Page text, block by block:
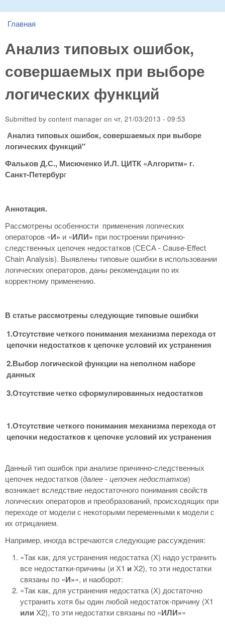
You are here
Главная
Анализ типовых ошибок,
совершаемых при выборе
логических функций
Submitted by content manager on чт, 21/03/2013 - 09:53
Анализ типовых ошибок, совершаемых при выборе
логических функций"
Фальков Д.С., Мисюченко И.Л. ЦИТК «Алгоритм» г.
Санкт-Петербург
Аннотация.
Рассмотрены особенности применения логических
операторов «И» и «ИЛИ» при построении причинно-
следственных цепочек недостатков (СЕСА - Cause-Effect
Chain Analysis). Выявлены типовые ошибки в использовании
логических операторов, даны рекомендации по их
корректному применению.
В статье рассмотрены следующие типовые ошибки
1.Отсутствие четкого понимания механизма перехода от
цепочки недостатков к цепочке условий их устранения
2.Выбор логической функции на неполном наборе
данных
3.Отсутствие четко сформулированных недостатков
1.Отсутствие четкого понимания механизма перехода от
цепочки недостатков к цепочке условий их устранения
Данный тип ошибок при анализе причинно-следственных
цепочек недостатков (далее -цепочек недостатков)
возникает вследствие недостаточного понимания свойств
логических операторов и преобразований, происходящих при
переходе от модели с некоторыми переменными к модели с
их отрицанием.
Например, иногда встречаются следующие рассуждения:
«Так как, для устранения недостатка (Х) надо устранить
все недостатки-причины (и Х1 и Х2), то эти недостатки
связаны по «И»», и наоборот:
«Так как, для устранения недостатка (Х) достаточно
устранить хотя бы один любой недостаток-причину (Х1
или Х2), то эти недостатки связаны по «ИЛИ»»